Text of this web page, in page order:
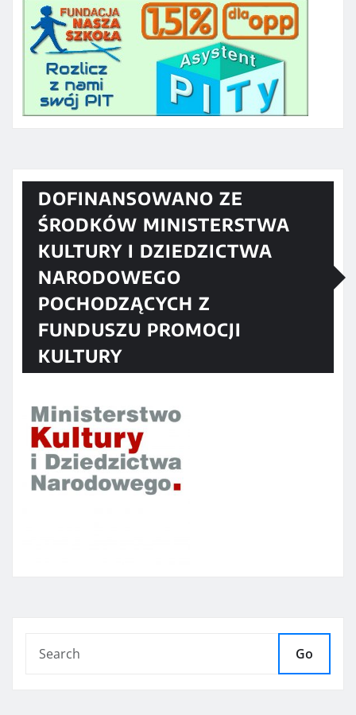
DOFINANSOWANO ZE
ŚRODKÓW MINISTERSTWA
KULTURY I DZIEDZICTWA
NARODOWEGO
POCHODZĄCYCH Z
FUNDUSZU PROMOCJI
KULTURY
Go